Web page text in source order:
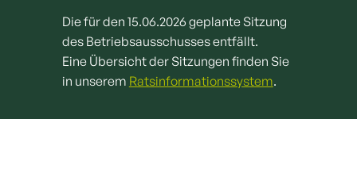
Die für den 15.06.2026 geplante Sitzung
des Betriebsausschusses entfällt.
Eine Übersicht der Sitzungen finden Sie
in unserem Ratsinformationssystem.